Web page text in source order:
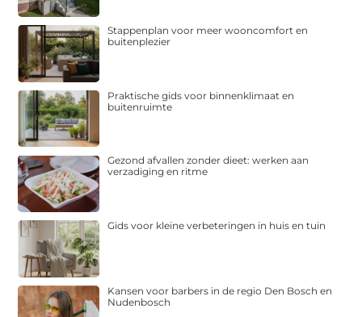
Stappenplan voor meer wooncomfort en
buitenplezier
Praktische gids voor binnenklimaat en
buitenruimte
Gezond afvallen zonder dieet: werken aan
verzadiging en ritme
Gids voor kleine verbeteringen in huis en tuin
Kansen voor barbers in de regio Den Bosch en
Nudenbosch